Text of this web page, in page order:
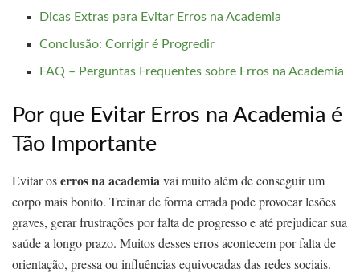
Dicas Extras para Evitar Erros na Academia
Conclusão: Corrigir é Progredir
FAQ – Perguntas Frequentes sobre Erros na Academia
Por que Evitar Erros na Academia é
Tão Importante
Evitar oserros na academia vai muito além de conseguir um
corpo mais bonito. Treinar de forma errada pode provocar lesões
graves, gerar frustrações por falta de progresso e até prejudicar sua
saúde a longo prazo. Muitos desses erros acontecem por falta de
orientação, pressa ou influências equivocadas das redes sociais.